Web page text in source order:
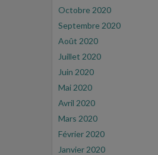
Octobre 2020
Septembre 2020
Août 2020
Juillet 2020
Juin 2020
Mai 2020
Avril 2020
Mars 2020
Février 2020
Janvier 2020